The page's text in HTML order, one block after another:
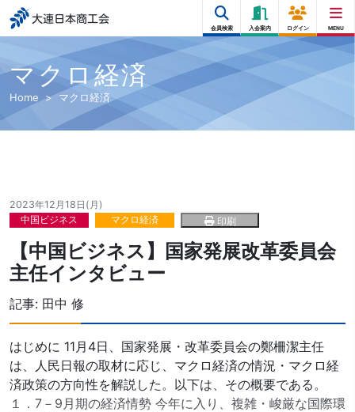
大連日本商工会
会員検索 入会案内 ログイン MENU
マクロ経済
Home マクロ経済
2023年12月18日(月)
中国ビジネス
マクロ経済 印刷
【中国ビジネス】国家発展改革委員会
主任インタビュー
記事: 田中 修
はじめに 11月4日、国家発展・改革委員会の鄭柵潔主任
は、人民日報の取材に応じ、マクロ経済の情況・マクロ経
済政策の方向性を解説した。以下は、その概要である。
１．7－9月期の経済情勢 今年に入り、複雑・峻厳な国際環